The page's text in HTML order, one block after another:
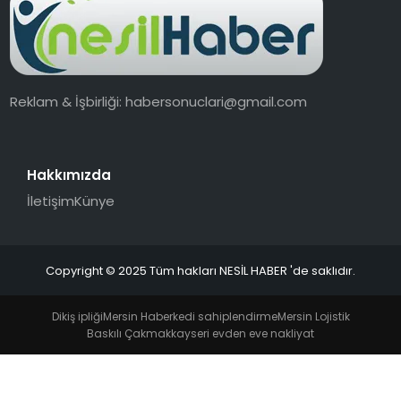
EKONOMI
MAGAZIN
Reklam & İşbirliği:habersonuclari@gmail.com
Hakkımızda
İletişimKünye
Copyright © 2025 Tüm hakları NESİL HABER 'de saklıdır.
Dikiş ipliğiMersin Haberkedi sahiplendirmeMersin Lojistik
Baskılı Çakmakkayseri evden eve nakliyat